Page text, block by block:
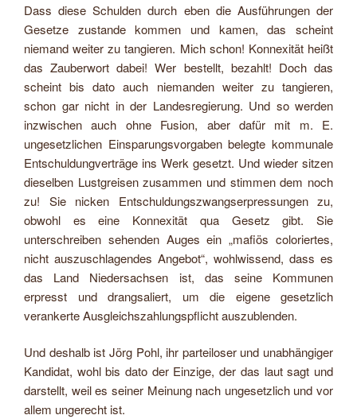
Dass diese Schulden durch eben die Ausführungen der
Gesetze zustande kommen und kamen, das scheint
niemand weiter zu tangieren. Mich schon! Konnexität heißt
das Zauberwort dabei! Wer bestellt, bezahlt! Doch das
scheint bis dato auch niemanden weiter zu tangieren,
schon gar nicht in der Landesregierung. Und so werden
inzwischen auch ohne Fusion, aber dafür mit m. E.
ungesetzlichen Einsparungsvorgaben belegte kommunale
Entschuldungverträge ins Werk gesetzt. Und wieder sitzen
dieselben Lustgreisen zusammen und stimmen dem noch
zu! Sie nicken Entschuldungszwangserpressungen zu,
obwohl es eine Konnexität qua Gesetz gibt. Sie
unterschreiben sehenden Auges ein „mafiös coloriertes,
nicht auszuschlagendes Angebot“, wohlwissend, dass es
das Land Niedersachsen ist, das seine Kommunen
erpresst und drangsaliert, um die eigene gesetzlich
verankerte Ausgleichszahlungspflicht auszublenden.
Und deshalb ist Jörg Pohl, ihr parteiloser und unabhängiger
Kandidat, wohl bis dato der Einzige, der das laut sagt und
darstellt, weil es seiner Meinung nach ungesetzlich und vor
allem ungerecht ist.